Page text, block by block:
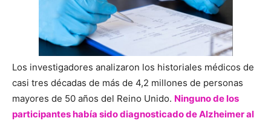
Los investigadores analizaron los historiales médicos de
casi tres décadas de más de 4,2 millones de personas
mayores de 50 años del Reino Unido. Ninguno de los
participantes había sido diagnosticado de Alzheimer al